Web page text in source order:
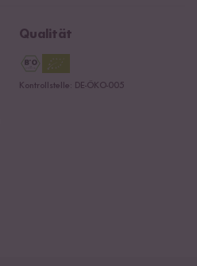
Qualität
Kontrollstelle: DE-ÖKO-005